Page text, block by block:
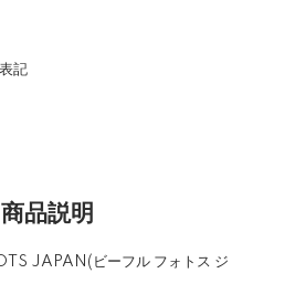
記
商品説明
JAPAN(ビーフル フォトス ジ